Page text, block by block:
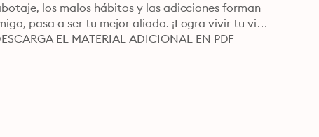
los malos hábitos y las adicciones forman
pasa a ser tu mejor aliado. ¡Logra vivir tu vida
EL MATERIAL ADICIONAL EN PDF